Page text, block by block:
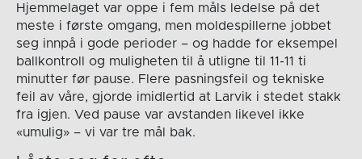
Hjemmelaget var oppe i fem måls ledelse på det
meste i første omgang, men moldespillerne jobbet
seg innpå i gode perioder – og hadde for eksempel
ballkontroll og muligheten til å utligne til 11-11 ti
minutter før pause. Flere pasningsfeil og tekniske
feil av våre, gjorde imidlertid at Larvik i stedet stakk
fra igjen. Ved pause var avstanden likevel ikke
«umulig» – vi var tre mål bak.